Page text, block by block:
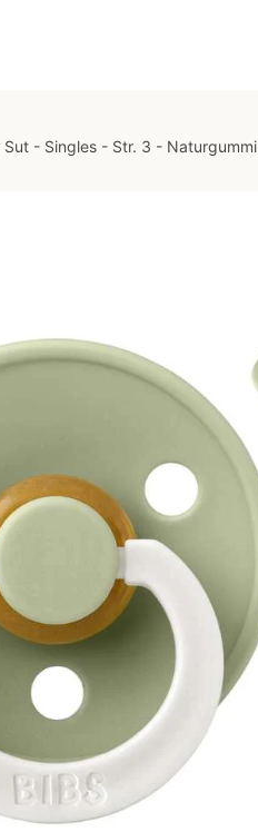
Sut - Singles - Str. 3 - Naturgummi